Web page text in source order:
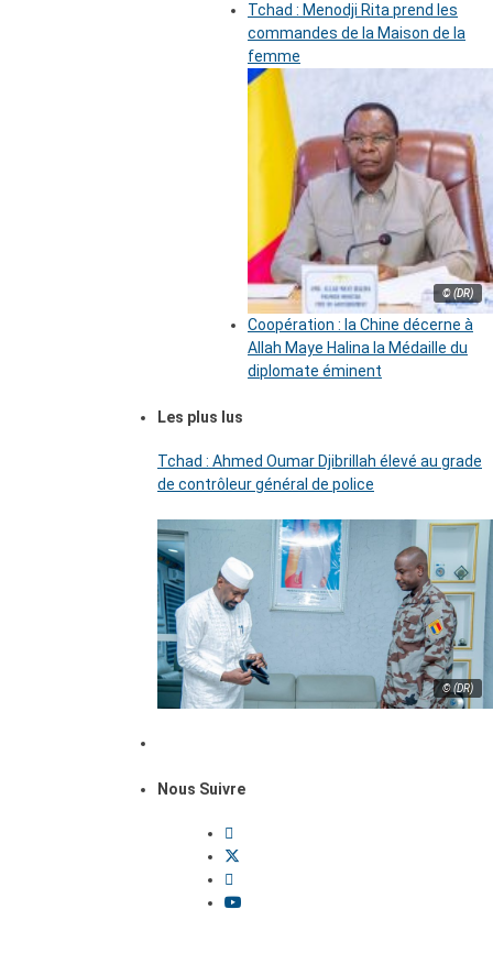
Tchad : Menodji Rita prend les
commandes de la Maison de la
femme
© (DR)
Coopération : la Chine décerne à
Allah Maye Halina la Médaille du
diplomate éminent
Les plus lus
Tchad : Ahmed Oumar Djibrillah élevé au grade
de contrôleur général de police
© (DR)
Nous Suivre